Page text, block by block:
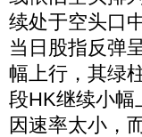
续处于空头口
当日股指反弹
幅上行，其绿
段HK继续小幅
因速率太小，